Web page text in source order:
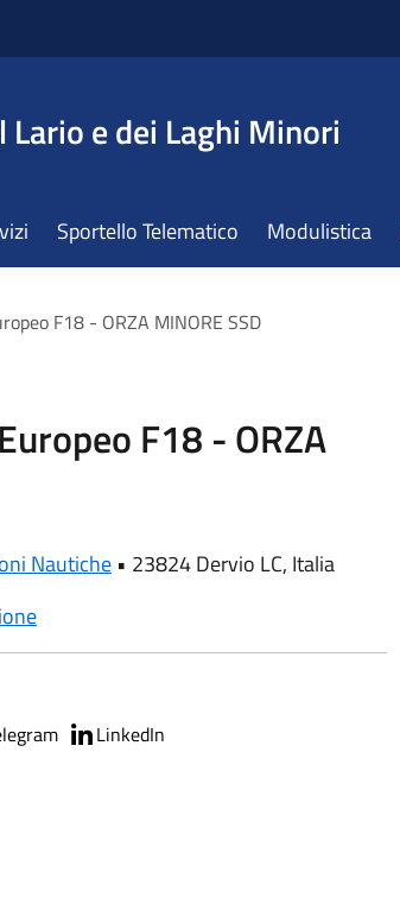
e dei Laghi Minori
Sportello Telematico Modulistica
F18 - ORZA MINORE SSD
F18 - ORZA
Nautiche • 23824 Dervio LC, Italia
LinkedIn